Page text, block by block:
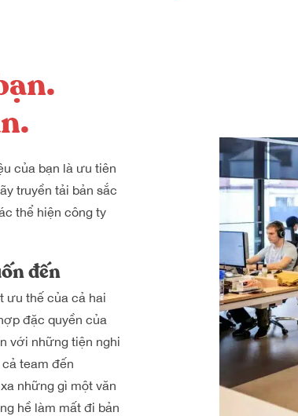
của bạn là ưu tiên
truyền tải bản sắc
thể hiện công ty
đến
ưu thế của cả hai
đặc quyền của
với những tiện nghi
team đến
những gì một văn
hề làm mất đi bản